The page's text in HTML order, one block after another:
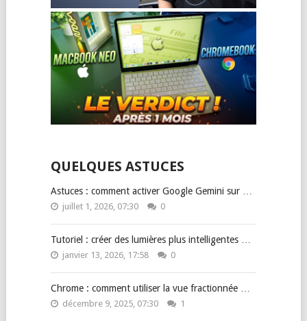
QUELQUES ASTUCES
Astuces : comment activer Google Gemini sur …
juillet 1, 2026, 07:30 0
Tutoriel : créer des lumières plus intelligentes …
janvier 13, 2026, 17:58 0
Chrome : comment utiliser la vue fractionnée …
décembre 9, 2025, 07:30 1